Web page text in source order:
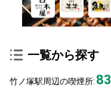
一覧から探す
竹ノ塚駅周辺の喫煙所: 83